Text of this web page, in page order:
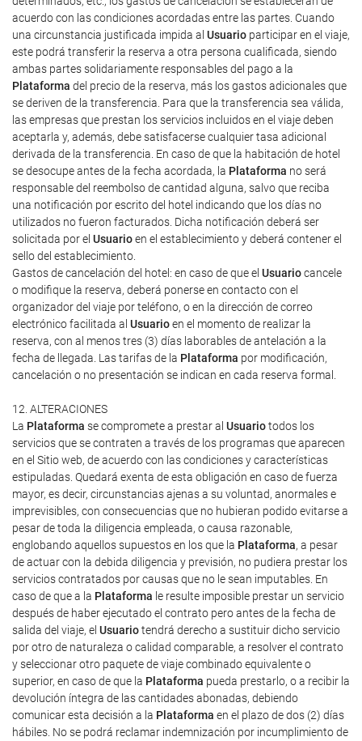
acuerdo con las condiciones acordadas entre las partes. Cuando
una circunstancia justificada impida al Usuario participar en el viaje,
este podrá transferir la reserva a otra persona cualificada, siendo
ambas partes solidariamente responsables del pago a la
Plataforma del precio de la reserva, más los gastos adicionales que
se deriven de la transferencia. Para que la transferencia sea válida,
las empresas que prestan los servicios incluidos en el viaje deben
aceptarla y, además, debe satisfacerse cualquier tasa adicional
derivada de la transferencia. En caso de que la habitación de hotel
se desocupe antes de la fecha acordada, la Plataforma no será
responsable del reembolso de cantidad alguna, salvo que reciba
una notificación por escrito del hotel indicando que los días no
utilizados no fueron facturados. Dicha notificación deberá ser
solicitada por el Usuarioen el establecimiento y deberá contener el
sello del establecimiento.
Gastos de cancelación del hotel: en caso de que el Usuariocancele
o modifique la reserva, deberá ponerse en contacto con el
organizador del viaje por teléfono, o en la dirección de correo
electrónico facilitada al Usuarioen el momento de realizar la
reserva, con al menos tres (3) días laborables de antelación a la
fecha de llegada. Las tarifas de la Plataforma por modificación,
cancelación o no presentación se indican en cada reserva formal.
12. ALTERACIONES
La Plataforma se compromete a prestar al Usuariotodos los
servicios que se contraten a través de los programas que aparecen
en el Sitio web, de acuerdo con las condiciones y características
estipuladas. Quedará exenta de esta obligación en caso de fuerza
mayor, es decir, circunstancias ajenas a su voluntad, anormales e
imprevisibles, con consecuencias que no hubieran podido evitarse a
pesar de toda la diligencia empleada, o causa razonable,
englobando aquellos supuestos en los que la Plataforma, a pesar
de actuar con la debida diligencia y previsión, no pudiera prestar los
servicios contratados por causas que no le sean imputables. En
caso de que a la Plataforma le resulte imposible prestar un servicio
después de haber ejecutado el contrato pero antes de la fecha de
salida del viaje, el Usuariotendrá derecho a sustituir dicho servicio
por otro de naturaleza o calidad comparable, a resolver el contrato
y seleccionar otro paquete de viaje combinado equivalente o
superior, en caso de que la Plataforma pueda prestarlo, o a recibir la
devolución íntegra de las cantidades abonadas, debiendo
comunicar esta decisión a la Plataforma en el plazo de dos (2) días
hábiles. No se podrá reclamar indemnización por incumplimiento de